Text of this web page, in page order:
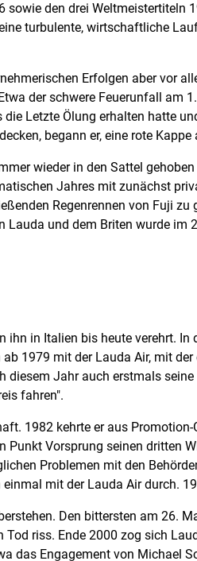
den drei Weltmeistertiteln
turbulente, wirtschaftliche
Erfolgen aber vor
der schwere Feuerunfall am
Letzte Ölung erhalten hatte
begann er, eine rote Kappe
wieder in den Sattel
Jahres mit zunächst
Regenrennen von Fuji
und dem Briten wurde im
in Italien bis heute verehrt. In
1979 mit der Lauda Air, mit
Jahr auch erstmals
fahren".
1982 kehrte er aus
Vorsprung seinen dritten
Problemen mit den
mit der Lauda Air durch.
Den bittersten am 26.
riss. Ende 2000 zog sich
das Engagement von Michael